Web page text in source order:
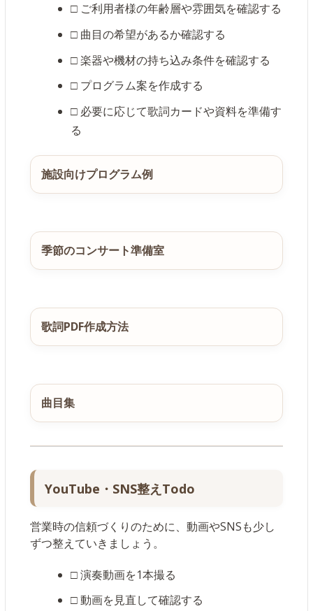
□ ご利用者様の年齢層や雰囲気を確認する
□ 曲目の希望があるか確認する
□ 楽器や機材の持ち込み条件を確認する
□ プログラム案を作成する
□ 必要に応じて歌詞カードや資料を準備す
る
施設向けプログラム例
季節のコンサート準備室
歌詞PDF作成方法
曲目集
YouTube・SNS整えTodo
営業時の信頼づくりのために、動画やSNSも少し
ずつ整えていきましょう。
□ 演奏動画を1本撮る
□ 動画を見直して確認する